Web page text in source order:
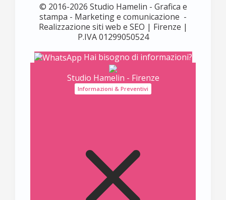
© 2016-2026 Studio Hamelin - Grafica e
stampa - Marketing e comunicazione -
Realizzazione siti web e SEO | Firenze |
P.IVA 01299050524
Hai bisogno di informazioni?
Studio Hamelin - Firenze
Informazioni & Preventivi